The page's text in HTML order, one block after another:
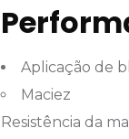
Aplicação de
Maciez
Resistência da